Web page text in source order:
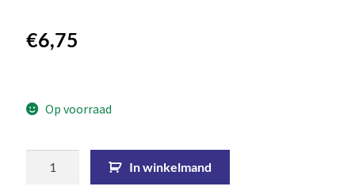
€6,75
Op voorraad
In winkelmand